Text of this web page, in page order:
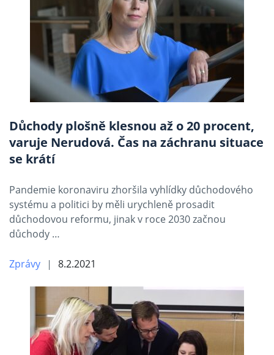
Důchody plošně klesnou až o 20 procent,
varuje Nerudová. Čas na záchranu situace
se krátí
Pandemie koronaviru zhoršila vyhlídky důchodového
systému a politici by měli urychleně prosadit
důchodovou reformu, jinak v roce 2030 začnou
důchody …
Zprávy 8.2.2021